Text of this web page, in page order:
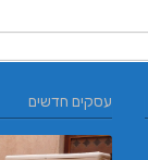
עסקים חדשים